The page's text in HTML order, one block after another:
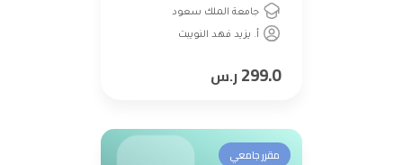
جامعة الملك سعود
أ. يزيد فهد النويبت
299.0ر.س
مقرر جامعي